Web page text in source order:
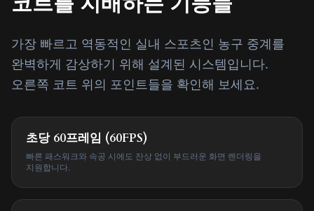
가장 빠르고 역동적인 실내 스포츠인 농구 중계를
완벽하게 감상하기 위해 설계된 시스템입니다.
오른쪽 코트 위의 포인트들을 확인해 보세요.
초당 60프레임 (60FPS)
빠른 패스워크와 속공 시에도 잔상 없이 부드러운 화면 렌더링을
지원합니다.